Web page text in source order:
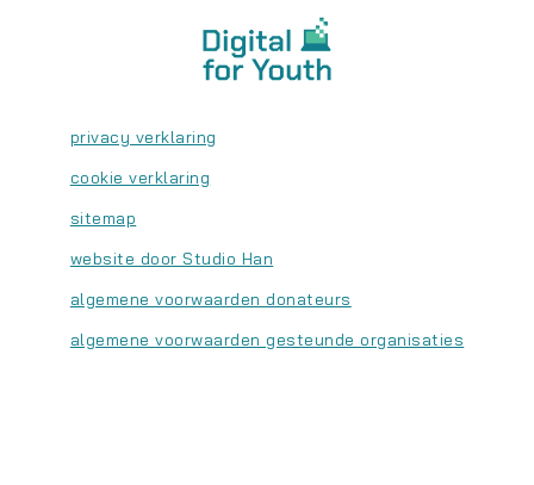
privacy verklaring
cookie verklaring
sitemap
website door Studio Han
algemene voorwaarden donateurs
algemene voorwaarden gesteunde organisaties